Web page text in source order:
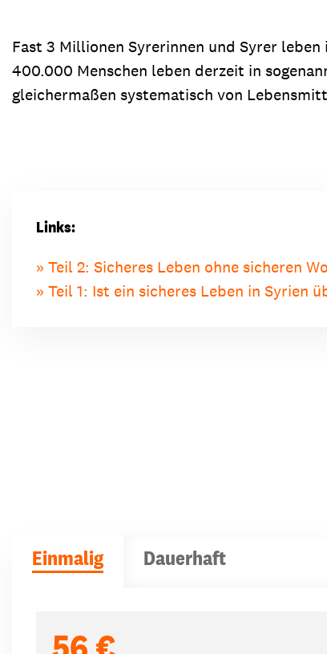
Fast 3 Millionen Syrerinnen und Syrer
400.000 Menschen leben derzeit in
gleichermaßen systematisch von
Links:
Teil 2: Sicheres Leben ohne sicheren
Teil 1: Ist ein sicheres Leben in Syrien
Einmalig Dauerhaft